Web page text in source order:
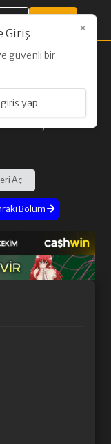
/ 13.
Aç
Bölüm
×
Giriş
güvenli bir
yap